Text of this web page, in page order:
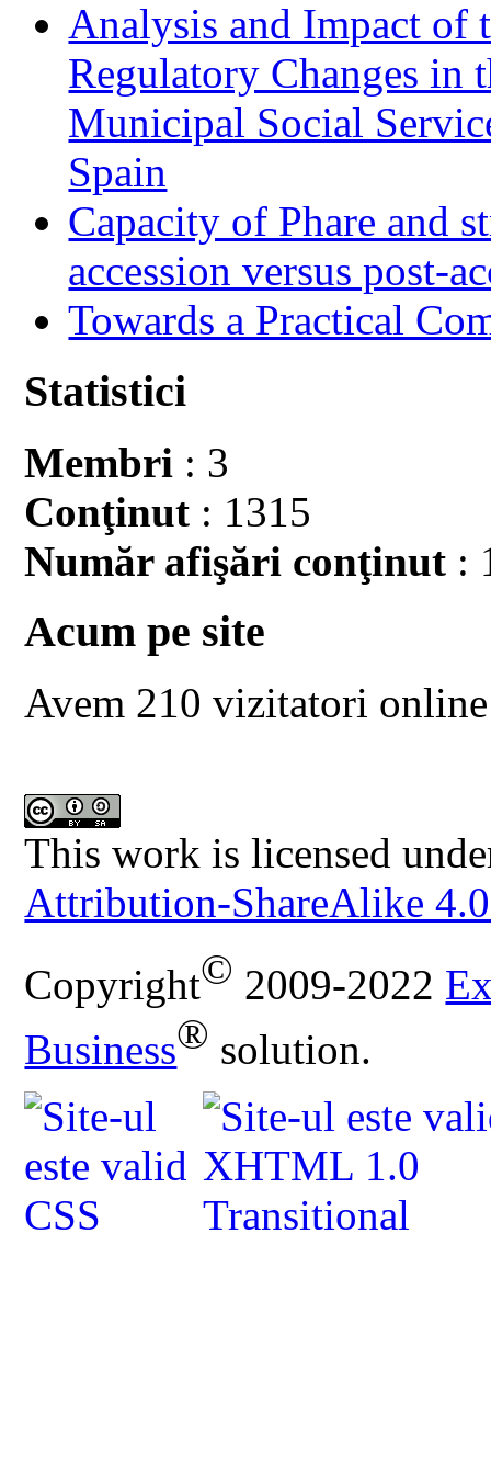
Analysis and Impact of
Regulatory Changes in
Municipal Social
Spain
Capacity of Phare and
accession versus post-
Towards a Practical
Statistici
Membri : 3
Conţinut : 1315
Număr afişări conţinut :
Acum pe site
Avem 210 vizitatori online
This work is licensed
Attribution-ShareAlike
Copyright© 2009-2022
Business® solution.